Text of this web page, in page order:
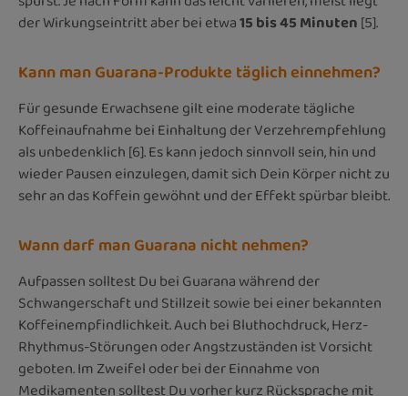
der Wirkungseintritt aber bei etwa15 bis 45 Minuten[5].
Kann man Guarana-Produkte täglich einnehmen?
Für gesunde Erwachsene gilt eine moderate tägliche
Koffeinaufnahme bei Einhaltung der Verzehrempfehlung
als unbedenklich [6]. Es kann jedoch sinnvoll sein, hin und
wieder Pausen einzulegen, damit sich Dein Körper nicht zu
sehr an das Koffein gewöhnt und der Effekt spürbar bleibt.
Wann darf man Guarana nicht nehmen?
Aufpassen solltest Du bei Guarana während der
Schwangerschaft und Stillzeit sowie bei einer bekannten
Koffeinempfindlichkeit. Auch bei Bluthochdruck, Herz-
Rhythmus-Störungen oder Angstzuständen ist Vorsicht
geboten. Im Zweifel oder bei der Einnahme von
Medikamenten solltest Du vorher kurz Rücksprache mit